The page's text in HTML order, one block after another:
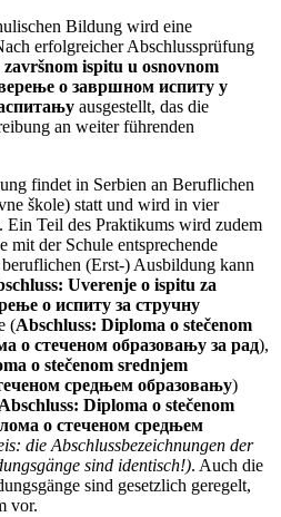
Bildung wird eine
erfolgreicher Abschlussprüfung
ispitu u osnovnom
о завршном испиту у
ausgestellt, das die
an weiter führenden
findet in Serbien an Beruflichen
škole) statt und wird in vier
Teil des Praktikums wird zudem
mit der Schule entsprechende
(Erst-) Ausbildung kann
Uverenje o ispitu za
о испиту за стручну
(Abschluss: Diploma o stečenom
о стеченом образовању за рад),
o stečenom srednjem
средњем образовању)
Abschluss: Diploma o stečenom
о стеченом средњем
die Abschlussbezeichnungen der
sind identisch!). Auch die
sind gesetzlich geregelt,
vor.